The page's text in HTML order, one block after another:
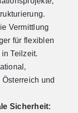
Vermittlung
für flexiblen
Teilzeit.
und
Sicherheit: